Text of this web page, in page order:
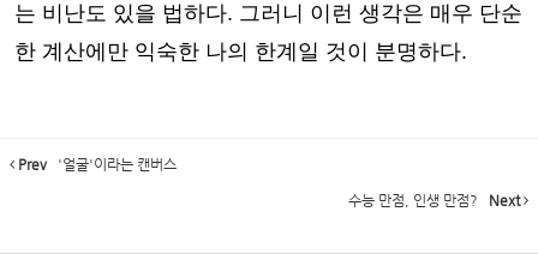
는 비난도 있을 법하다. 그러니 이런 생각은 매우 단순
한 계산에만 익숙한 나의 한계일 것이 분명하다.
Prev '얼굴'이라는 캔버스
수능 만점, 인생 만점? Next